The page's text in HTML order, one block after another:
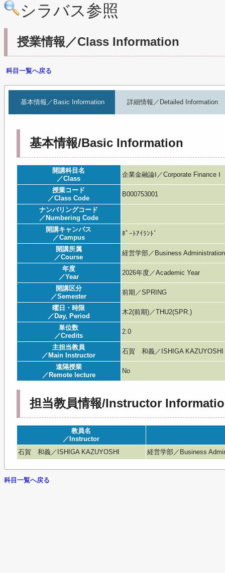
シラバス参照
授業情報／Class Information
科目一覧へ戻る
基本情報／Basic Information 詳細情報／Detailed Information
基本情報/Basic Information
開講科目名
／Class
企業金融論Ⅰ／Corporate Finance Ⅰ
授業コード
／Class Code
B000753001
ナンバリングコード
／Numbering Code
開講キャンパス
／Campus
ﾎﾟｰﾄｱｲﾗﾝﾄﾞ
開講所属
／Course
経営学部／Business Administration
年度
／Year
2026年度／Academic Year
開講区分
／Semester
前期／SPRING
曜日・時限
／Day, Period
木2(前期)／THU2(SPR.)
単位数
／Credits
2.0
主担当教員
／Main Instructor
石賀 和義／ISHIGA KAZUYOSHI
遠隔授業
／Remote lecture
No
担当教員情報/Instructor
教員名
／Instructor
石賀 和義／ISHIGA KAZUYOSHI
経営学部／Business
科目一覧へ戻る